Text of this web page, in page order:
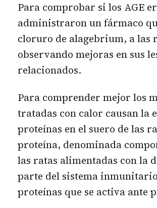
Para comprobar si los AGE
administraron un fármaco
cloruro de alagebrium, a las
observando mejoras en sus
relacionados.
Para comprender mejor los
tratadas con calor causan la
proteínas en el suero de las
proteína, denominada
las ratas alimentadas con la
parte del sistema
proteínas que se activa ante